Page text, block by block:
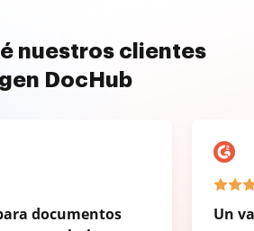
nuestros clientes
DocHub
documentos
Un